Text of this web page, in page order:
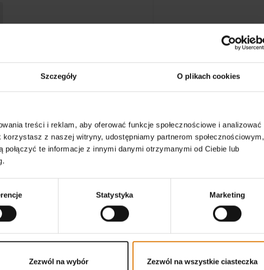
Szczegóły O plikach cookies
treści i reklam, aby oferować funkcje społecznościowe i analizować
z naszej witryny, udostępniamy partnerom społecznościowym,
te informacje z innymi danymi otrzymanymi od Ciebie lub
Statystyka Marketing
Zezwól na wybór Zezwól na wszystkie ciasteczka
INSPIRACJI DO GRILLOWANIA?
przepisy
nieograniczone
możliwości